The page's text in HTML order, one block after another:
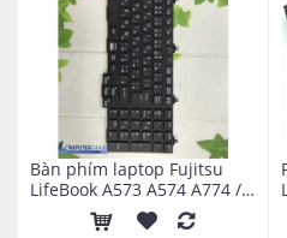
Bàn phím laptop Fujitsu
LifeBook A573 A574 A774 /
HG A572 / E / F A552 / E